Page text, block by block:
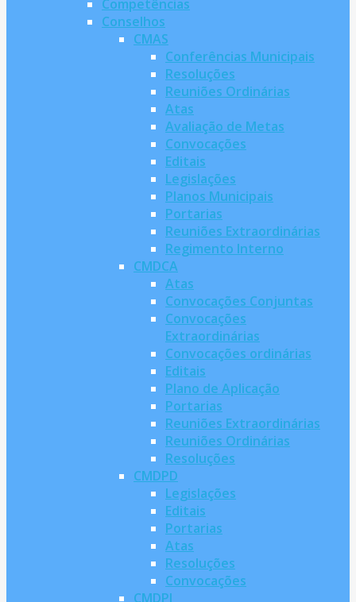
Competências
Conselhos
CMAS
Conferências Municipais
Resoluções
Reuniões Ordinárias
Atas
Avaliação de Metas
Convocações
Editais
Legislações
Planos Municipais
Portarias
Reuniões Extraordinárias
Regimento Interno
CMDCA
Atas
Convocações Conjuntas
Convocações
Extraordinárias
Convocações ordinárias
Editais
Plano de Aplicação
Portarias
Reuniões Extraordinárias
Reuniões Ordinárias
Resoluções
CMDPD
Legislações
Editais
Portarias
Atas
Resoluções
Convocações
CMDPI